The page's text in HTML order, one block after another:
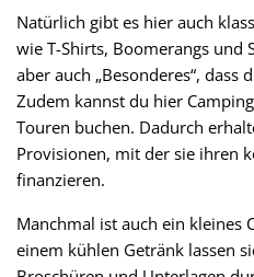
Natürlich gibt es hier auch
wie T-Shirts, Boomerangs und
aber auch „Besonderes“, dass
Zudem kannst du hier
Touren buchen. Dadurch
Provisionen, mit der sie ihren
finanzieren.
Manchmal ist auch ein kleines
einem kühlen Getränk lassen